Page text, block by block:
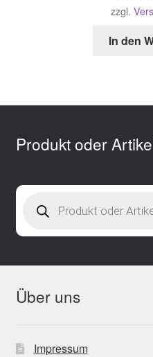
zzgl.
In den
Produkt oder
search
Über uns
Impressum